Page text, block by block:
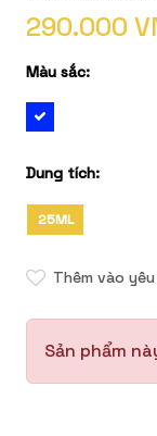
290.000
Màu sắc:
Dung tích:
25ML
Thêm vào
Sản phẩm